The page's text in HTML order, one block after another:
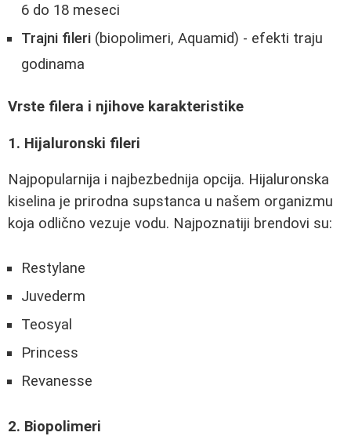
6 do 18 meseci
Trajni fileri (biopolimeri, Aquamid) - efekti traju
godinama
Vrste filera i njihove karakteristike
1. Hijaluronski fileri
Najpopularnija i najbezbednija opcija. Hijaluronska
kiselina je prirodna supstanca u našem organizmu
koja odlično vezuje vodu. Najpoznatiji brendovi su:
Restylane
Juvederm
Teosyal
Princess
Revanesse
2. Biopolimeri